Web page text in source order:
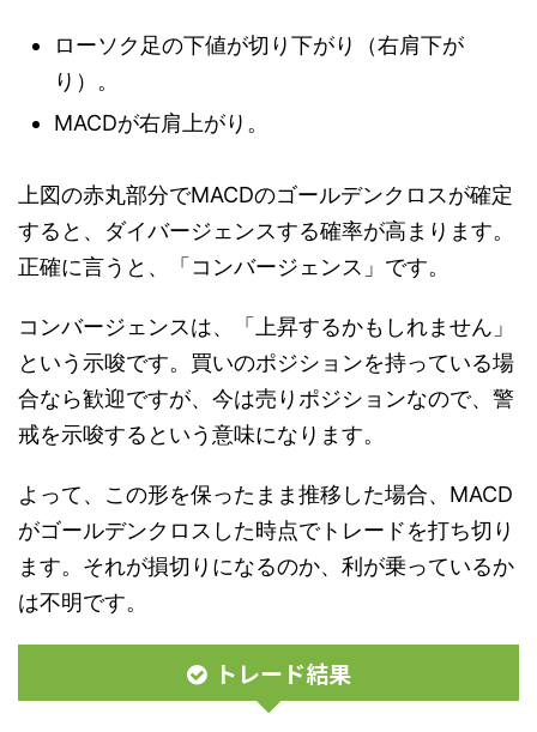
ローソク足の下値が切り下がり（右肩下が
り）。
MACDが右肩上がり。
上図の赤丸部分でMACDのゴールデンクロスが確定
すると、ダイバージェンスする確率が高まります。
正確に言うと、「コンバージェンス」です。
コンバージェンスは、「上昇するかもしれません」
という示唆です。買いのポジションを持っている場
合なら歓迎ですが、今は売りポジションなので、警
戒を示唆するという意味になります。
よって、この形を保ったまま推移した場合、MACD
がゴールデンクロスした時点でトレードを打ち切り
ます。それが損切りになるのか、利が乗っているか
は不明です。
トレード結果